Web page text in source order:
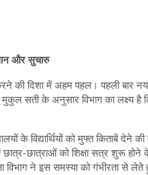
और सुचारु
की दिशा में अहम पहल। पहली बार
सती के अनुसार विभाग का लक्ष्य है
के विद्यार्थियों को मुफ्त किताबें देने
छात्राओं को शिक्षा सत्र शुरू
विभाग ने इस समस्या को गंभीरता से